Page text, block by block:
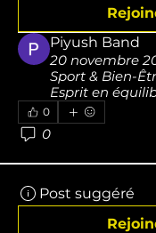
Piyush Band
20 novembre
Sport & Bien-
Esprit en
0
0
Post suggéré